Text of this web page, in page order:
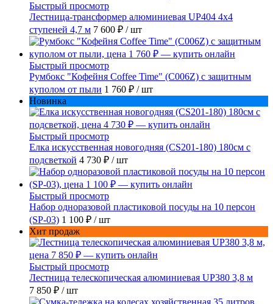
Быстрый просмотр
Лестница-трансформер алюминиевая UP404 4x4
ступеней 4,7 м 7 600 ₽ / шт
Быстрый просмотр
Румбокс "Кофейня Coffee Time" (C006Z) с защитным
куполом от пыли 1 760 ₽ / шт
Новинка
Быстрый просмотр
Елка искусственная новогодняя (CS201-180) 180см с
подсветкой 4 730 ₽ / шт
Быстрый просмотр
Набор одноразовой пластиковой посуды на 10 персон
(SP-03) 1 100 ₽ / шт
Хит продаж
Быстрый просмотр
Лестница телескопическая алюминиевая UP380 3,8 м
7 850 ₽ / шт